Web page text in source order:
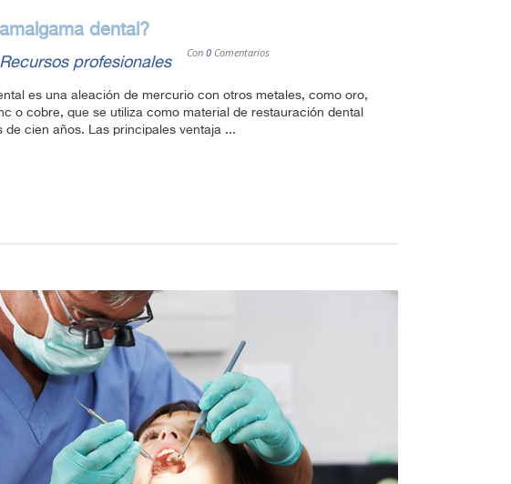
dental?
Recursos profesionales
Con 0 Comentarios
es una aleación de mercurio con otros metales, como oro,
o cobre, que se utiliza como material de restauración dental
de cien años. Las principales ventaja ...